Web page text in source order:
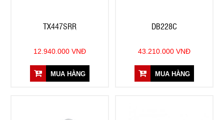
TX447SRR
12.940.000 VNĐ
MUA HÀNG
DB228C
43.210.000 VNĐ
MUA HÀNG